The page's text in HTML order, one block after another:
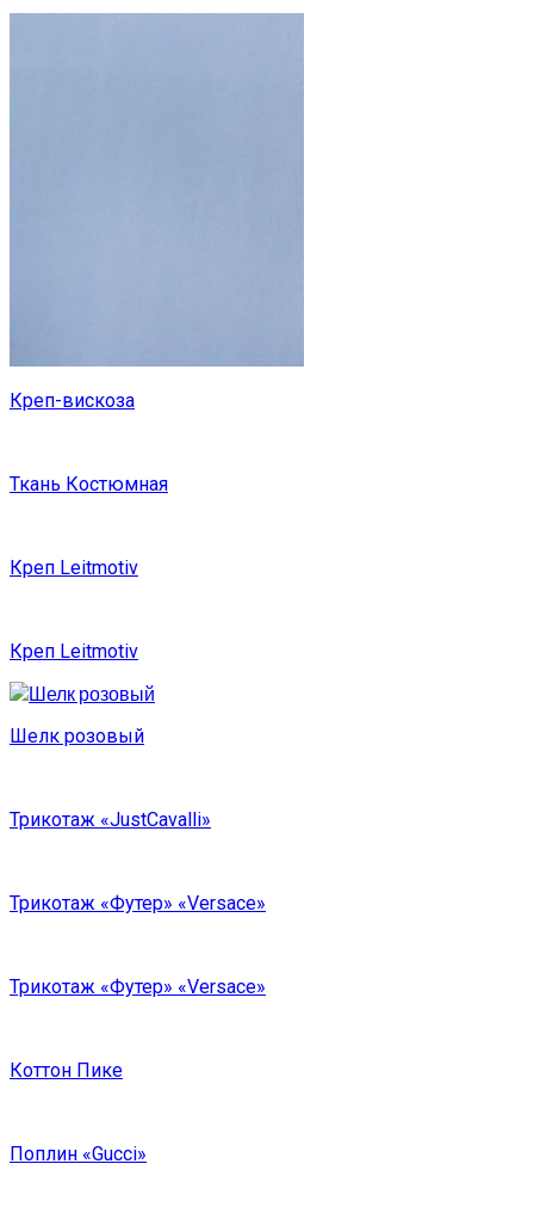
Креп-вискоза
Ткань Костюмная
Креп Leitmotiv
Креп Leitmotiv
Шелк розовый
Трикотаж «JustCavalli»
Трикотаж «Футер» «Versace»
Трикотаж «Футер» «Versace»
Коттон Пике
Поплин «Gucci»